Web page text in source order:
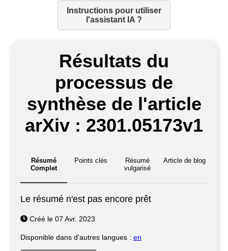
Instructions pour utiliser
l'assistant IA ?
Résultats du
processus de
synthèse de l'article
arXiv : 2301.05173v1
Résumé
Complet
Points clés
Résumé
vulgarisé
Article de blog
Le résumé n'est pas encore prêt
Créé le 07 Avr. 2023
Disponible dans d'autres langues : en